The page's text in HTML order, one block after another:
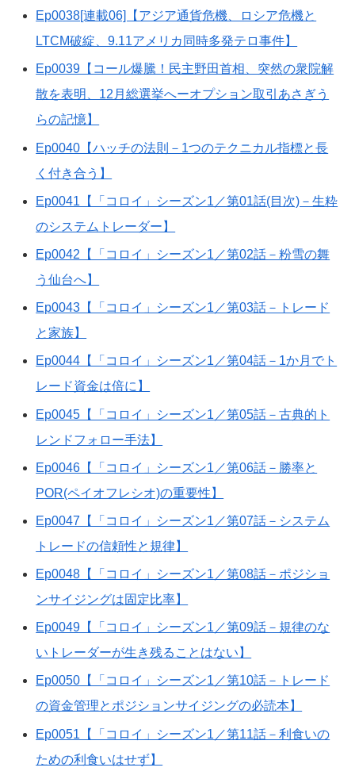
Ep0038[連載06]【アジア通貨危機、ロシア危機と
LTCM破綻、9.11アメリカ同時多発テロ事件】
Ep0039【コール爆騰！民主野田首相、突然の衆院解
散を表明、12月総選挙へーオプション取引あさぎう
らの記憶】
Ep0040【ハッチの法則－1つのテクニカル指標と長
く付き合う】
Ep0041【「コロイ」シーズン1／第01話(目次)－生粋
のシステムトレーダー】
Ep0042【「コロイ」シーズン1／第02話－粉雪の舞
う仙台へ】
Ep0043【「コロイ」シーズン1／第03話－トレード
と家族】
Ep0044【「コロイ」シーズン1／第04話－1か月でト
レード資金は倍に】
Ep0045【「コロイ」シーズン1／第05話－古典的ト
レンドフォロー手法】
Ep0046【「コロイ」シーズン1／第06話－勝率と
POR(ペイオフレシオ)の重要性】
Ep0047【「コロイ」シーズン1／第07話－システム
トレードの信頼性と規律】
Ep0048【「コロイ」シーズン1／第08話－ポジショ
ンサイジングは固定比率】
Ep0049【「コロイ」シーズン1／第09話－規律のな
いトレーダーが生き残ることはない】
Ep0050【「コロイ」シーズン1／第10話－トレード
の資金管理とポジションサイジングの必読本】
Ep0051【「コロイ」シーズン1／第11話－利食いの
ための利食いはせず】